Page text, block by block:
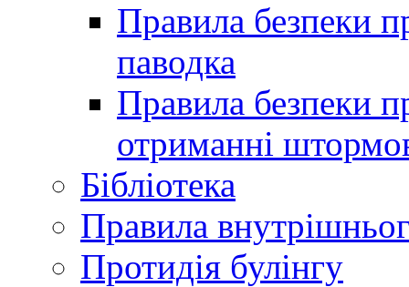
Правила безпеки
паводка
Правила безпеки
отриманні
Бібліотека
Правила
Протидія булінгу